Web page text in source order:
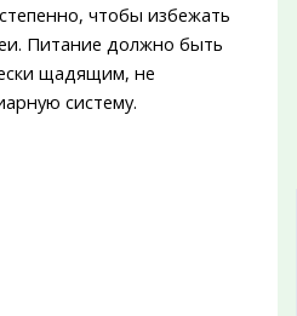
чтобы избежать
Питание должно быть
щадящим, не
систему.